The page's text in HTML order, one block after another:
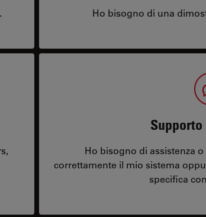
Ho bisogno di una
Ho bisogno di assistenza
correttamente il mio sistema
specifica